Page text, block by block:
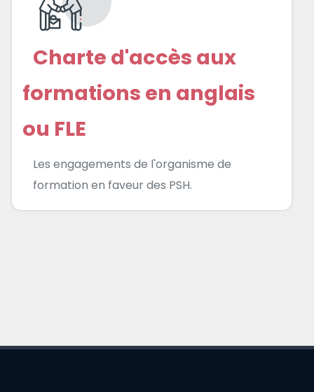
Charte d'accès aux
formations en anglais
ou FLE
Les engagements de l'organisme de
formation en faveur des PSH.